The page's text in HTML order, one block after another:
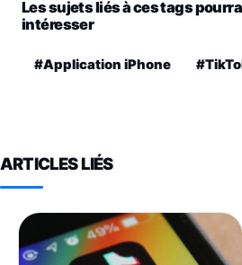
Les sujets liés à ces tags
intéresser
#Application iPhone
ARTICLES LIÉS